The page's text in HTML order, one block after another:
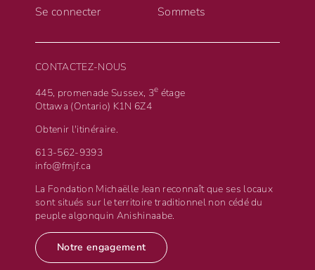
Se connecter
Sommets
CONTACTEZ-NOUS
445, promenade Sussex, 3e étage
Ottawa (Ontario) K1N 6Z4
Obtenir l'itinéraire.
613-562-9393
info@fmjf.ca
La Fondation Michaëlle Jean reconnaît que ses locaux
sont situés sur le territoire traditionnel non cédé du
peuple algonquin Anishinaabe.
Notre engagement